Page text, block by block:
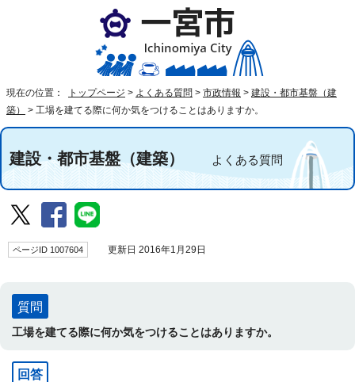
現在の位置： トップページ > よくある質問 > 市政情報 > 建設・都市基盤（建
築）
> 工場を建てる際に何か気をつけることはありますか。
建設・都市基盤（建築） よくある質問
ページID 1007604 更新日 2016年1月29日
質問
工場を建てる際に何か気をつけることはありますか。
回答